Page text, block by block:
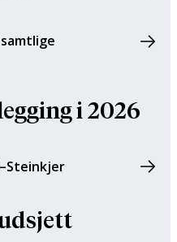
samtlige
i 2026